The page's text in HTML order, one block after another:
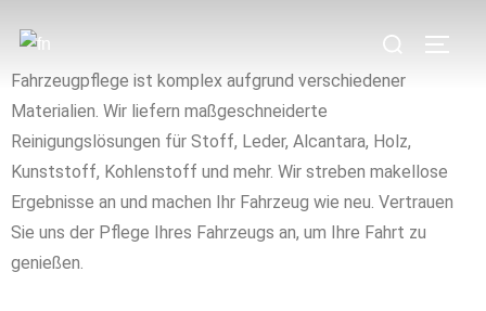
Fahrzeugpflege ist komplex aufgrund verschiedener
Materialien. Wir liefern maßgeschneiderte
Reinigungslösungen für Stoff, Leder, Alcantara, Holz,
Kunststoff, Kohlenstoff und mehr. Wir streben makellose
Ergebnisse an und machen Ihr Fahrzeug wie neu. Vertrauen
Sie uns der Pflege Ihres Fahrzeugs an, um Ihre Fahrt zu
genießen.